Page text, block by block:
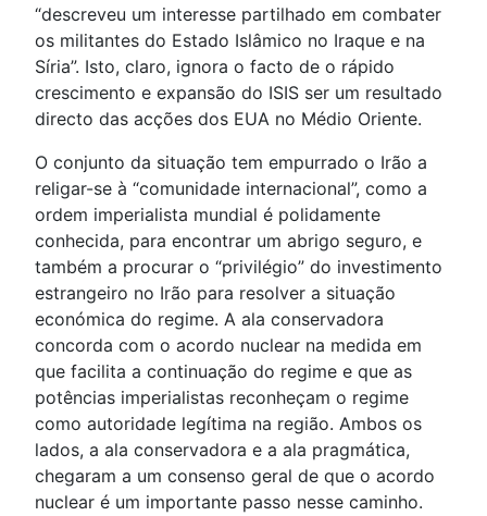
“descreveu um interesse partilhado em combater
os militantes do Estado Islâmico no Iraque e na
Síria”. Isto, claro, ignora o facto de o rápido
crescimento e expansão do ISIS ser um resultado
directo das acções dos EUA no Médio Oriente.
O conjunto da situação tem empurrado o Irão a
religar-se à “comunidade internacional”, como a
ordem imperialista mundial é polidamente
conhecida, para encontrar um abrigo seguro, e
também a procurar o “privilégio” do investimento
estrangeiro no Irão para resolver a situação
económica do regime. A ala conservadora
concorda com o acordo nuclear na medida em
que facilita a continuação do regime e que as
potências imperialistas reconheçam o regime
como autoridade legítima na região. Ambos os
lados, a ala conservadora e a ala pragmática,
chegaram a um consenso geral de que o acordo
nuclear é um importante passo nesse caminho.